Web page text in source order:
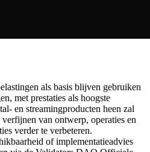
als basis blijven gebruiken
met prestaties als hoogste
en streamingproducten heen zal
van ontwerp, operaties en
verder te verbeteren.
of implementatieadvies